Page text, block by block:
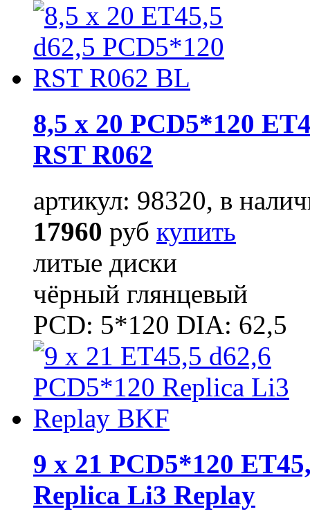
8,5 x 20 PCD5*120
RST R062
артикул: 98320, в
17960 руб купить
литые диски
чёрный глянцевый
PCD: 5*120 DIA: 62,5
9 x 21 PCD5*120
Replica Li3 Replay